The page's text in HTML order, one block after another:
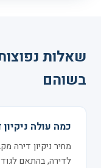
שאלות
בשוהם
כמה עולה
לדירה, בהתאם